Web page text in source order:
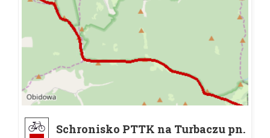
Schronisko PTTK na Turbaczu pn.